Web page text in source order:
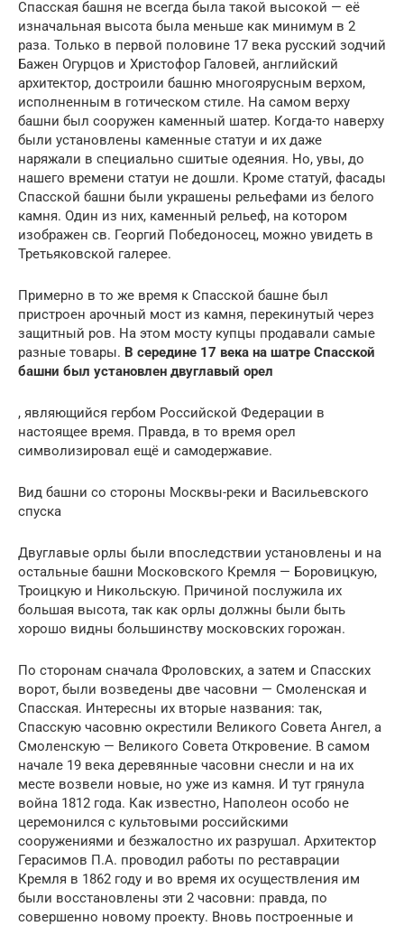
Спасская башня не всегда была такой высокой — её
изначальная высота была меньше как минимум в 2
раза. Только в первой половине 17 века русский зодчий
Бажен Огурцов и Христофор Галовей, английский
архитектор, достроили башню многоярусным верхом,
исполненным в готическом стиле. На самом верху
башни был сооружен каменный шатер. Когда-то наверху
были установлены каменные статуи и их даже
наряжали в специально сшитые одеяния. Но, увы, до
нашего времени статуи не дошли. Кроме статуй, фасады
Спасской башни были украшены рельефами из белого
камня. Один из них, каменный рельеф, на котором
изображен св. Георгий Победоносец, можно увидеть в
Третьяковской галерее.
Примерно в то же время к Спасской башне был
пристроен арочный мост из камня, перекинутый через
защитный ров. На этом мосту купцы продавали самые
разные товары. В середине 17 века на шатре Спасской
башни был установлен двуглавый орел
, являющийся гербом Российской Федерации в
настоящее время. Правда, в то время орел
символизировал ещё и самодержавие.
Вид башни со стороны Москвы-реки и Васильевского
спуска
Двуглавые орлы были впоследствии установлены и на
остальные башни Московского Кремля — Боровицкую,
Троицкую и Никольскую. Причиной послужила их
большая высота, так как орлы должны были быть
хорошо видны большинству московских горожан.
По сторонам сначала Фроловских, а затем и Спасских
ворот, были возведены две часовни — Смоленская и
Спасская. Интересны их вторые названия: так,
Спасскую часовню окрестили Великого Совета Ангел, а
Смоленскую — Великого Совета Откровение. В самом
начале 19 века деревянные часовни снесли и на их
месте возвели новые, но уже из камня. И тут грянула
война 1812 года. Как известно, Наполеон особо не
церемонился с культовыми российскими
сооружениями и безжалостно их разрушал. Архитектор
Герасимов П.А. проводил работы по реставрации
Кремля в 1862 году и во время их осуществления им
были восстановлены эти 2 часовни: правда, по
совершенно новому проекту. Вновь построенные и